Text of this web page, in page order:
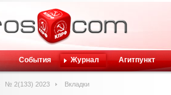
События Журнал Агитпункт
№ 2(133) 2023 Вкладки